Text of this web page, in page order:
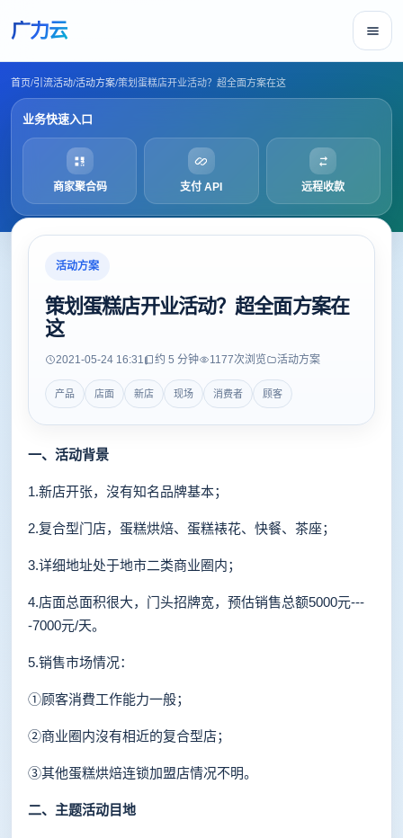
广力云
首页/引流活动/活动方案/策划蛋糕店开业活动？超全面方案在这
业务快速入口
商家聚合码 支付 API 远程收款
活动方案
策划蛋糕店开业活动？超全面方案在
这
2021-05-24 16:31 约 5 分钟 1177次浏览 活动方案
产品 店面 新店 现场 消费者 顾客
一、 活动背景
1.新店开张，沒有知名品牌基本；
2.复合型门店，蛋糕烘焙、蛋糕裱花、快餐、茶座；
3.详细地址处于地市二类商业圈内；
4.店面总面积很大，门头招牌宽，预估销售总额5000元---
-7000元/天。
5.销售市场情况：
①顾客消費工作能力一般；
②商业圈内沒有相近的复合型店；
③其他蛋糕烘焙连锁加盟店情况不明。
二、 主题活动目地